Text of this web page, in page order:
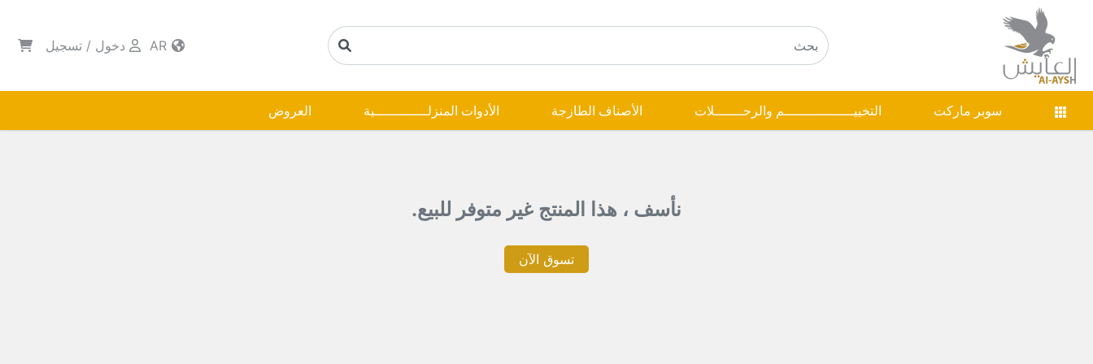
دخول / تسجيل
سوبر ماركت التخييـــــــــــــــــم والرحـــــــلات الأصناف الطازجة الأدوات المنزلـــــــــــــية العروض
نأسف ، هذا المنتج غير متوفر للبيع.
تسوق الآن